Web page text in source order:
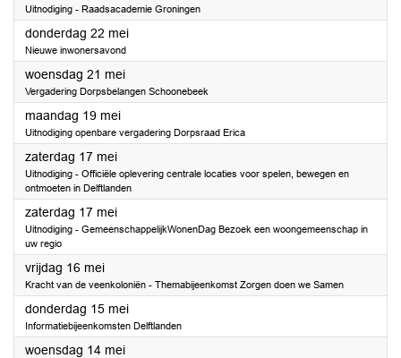
Uitnodiging - Raadsacademie Groningen
donderdag 22 mei2025
Nieuwe inwonersavond
woensdag 21 mei2025
Vergadering Dorpsbelangen Schoonebeek
maandag 19 mei2025
Uitnodiging openbare vergadering Dorpsraad Erica
zaterdag 17 mei2025
Uitnodiging - Officiële oplevering centrale locaties voor spelen, bewegen en
ontmoeten in Delftlanden
zaterdag 17 mei2025
Uitnodiging - GemeenschappelijkWonenDag Bezoek een woongemeenschap in
uw regio
vrijdag 16 mei2025
Kracht van de veenkoloniën - Themabijeenkomst Zorgen doen we Samen
donderdag 15 mei2025
Informatiebijeenkomsten Delftlanden
woensdag 14 mei2025